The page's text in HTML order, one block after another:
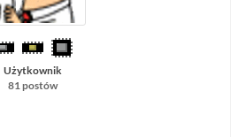
Użytkownik
81 postów